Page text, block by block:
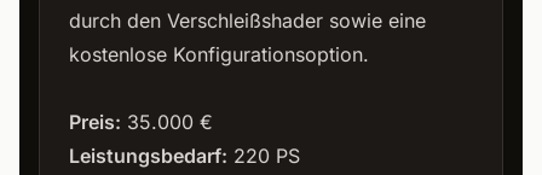
durch den Verschleißshader sowie eine
kostenlose Konfigurationsoption.
Preis: 35.000 €
Leistungsbedarf: 220 PS